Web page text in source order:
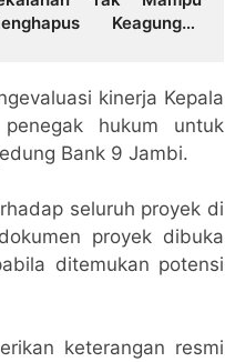
Keagungan
kinerja Kepala
hukum untuk
Bank 9 Jambi.
seluruh proyek di
proyek dibuka
ditemukan potensi
keterangan resmi